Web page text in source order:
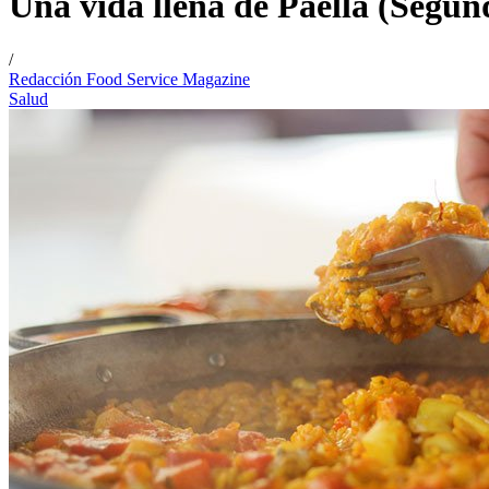
/
Redacción Food Service Magazine
Salud